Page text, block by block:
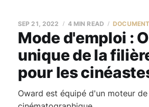
Mode d'emploi :
unique de la
pour les
SEP 21, 2022 4 MIN READ
Oward est équipé d'un moteur